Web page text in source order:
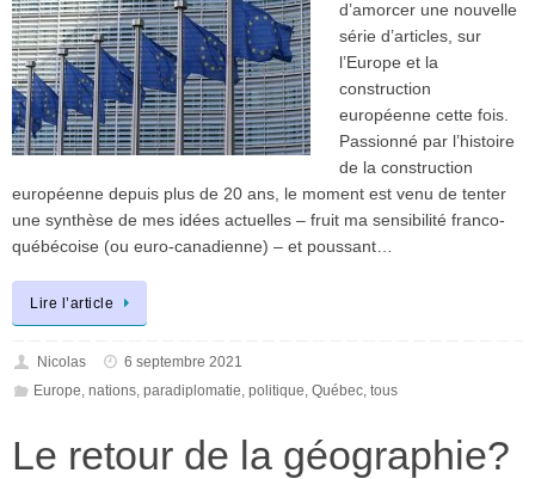
d’amorcer une nouvelle
série d’articles, sur
l’Europe et la
construction
européenne cette fois.
Passionné par l’histoire
de la construction
européenne depuis plus de 20 ans, le moment est venu de tenter
une synthèse de mes idées actuelles – fruit ma sensibilité franco-
québécoise (ou euro-canadienne) – et poussant…
Lire l’article
Nicolas
6 septembre 2021
Europe nations, paradiplomatie politique Québec, tous
Le retour de la géographie?